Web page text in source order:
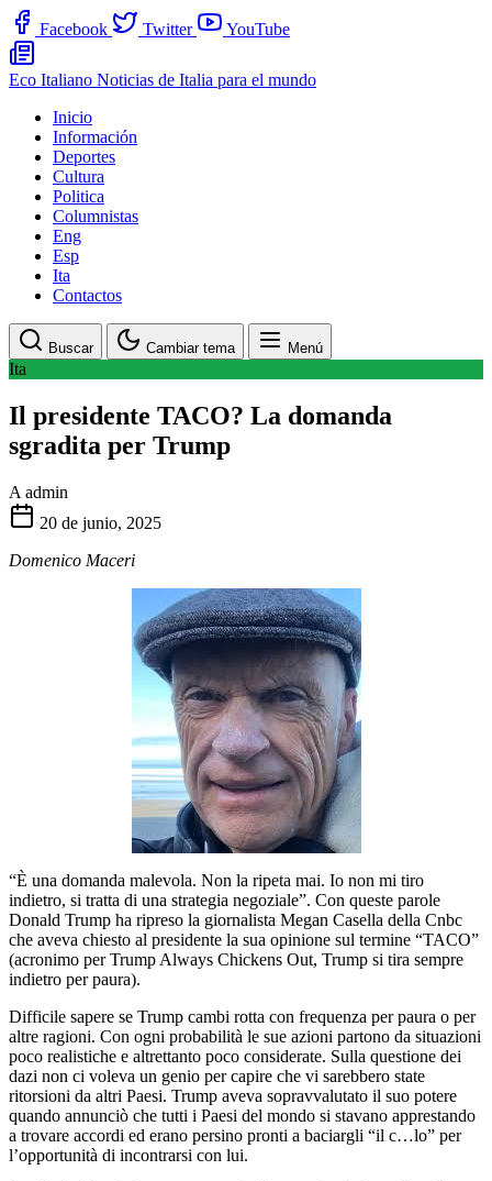
Facebook Twitter YouTube
Eco Italiano Noticias de Italia para el mundo
Inicio
Información
Deportes
Cultura
Politica
Columnistas
Eng
Esp
Ita
Contactos
Buscar Cambiar tema Menú
Ita
Il presidente TACO? La domanda
sgradita per Trump
A admin
20 de junio, 2025
Domenico Maceri
“È una domanda malevola. Non la ripeta mai. Io non mi tiro
indietro, si tratta di una strategia negoziale”. Con queste parole
Donald Trump ha ripreso la giornalista Megan Casella della Cnbc
che aveva chiesto al presidente la sua opinione sul termine “TACO”
(acronimo per Trump Always Chickens Out, Trump si tira sempre
indietro per paura).
Difficile sapere se Trump cambi rotta con frequenza per paura o per
altre ragioni. Con ogni probabilità le sue azioni partono da situazioni
poco realistiche e altrettanto poco considerate. Sulla questione dei
dazi non ci voleva un genio per capire che vi sarebbero state
ritorsioni da altri Paesi. Trump aveva sopravvalutato il suo potere
quando annunciò che tutti i Paesi del mondo si stavano apprestando
a trovare accordi ed erano persino pronti a baciargli “il c…lo” per
l’opportunità di incontrarsi con lui.